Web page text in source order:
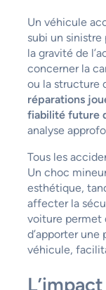
Un véhicule
subi un
la gravité de
concerner la
ou la structure
réparations
fiabilité future
analyse
Tous les
Un choc
esthétique,
affecter la
voiture permet
d’apporter une
véhicule,